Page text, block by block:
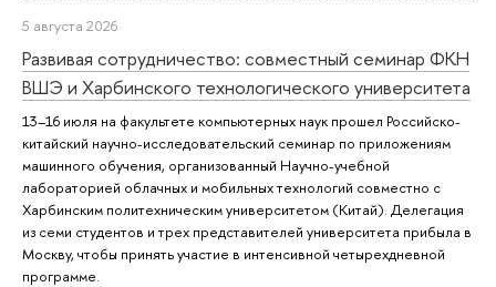
5 августа 2026
Развивая сотрудничество: совместный семинар ФКН
ВШЭ и Харбинского технологического университета
13–16 июля на факультете компьютерных наук прошел Российско-
китайский научно-исследовательский семинар по приложениям
машинного обучения, организованный Научно-учебной
лабораторией облачных и мобильных технологий совместно с
Харбинским политехническим университетом (Китай). Делегация
из семи студентов и трех представителей университета прибыла в
Москву, чтобы принять участие в интенсивной четырехдневной
программе.